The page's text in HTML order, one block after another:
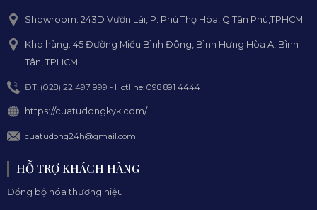
Showroom: 243D Vườn Lài, P. Phú Thọ Hòa, Q.Tân Phú,TPHCM
Kho hàng: 45 Đường Miếu Bình Đông, Bình Hưng Hòa A, Bình
Tân, TPHCM
ĐT: (028) 22 497 999 - Hotline: 098 891 4444
https://cuatudongkyk.com/
cuatudong24h@gmail.com
HỖ TRỢ KHÁCH HÀNG
Đồng bộ hóa thương hiệu